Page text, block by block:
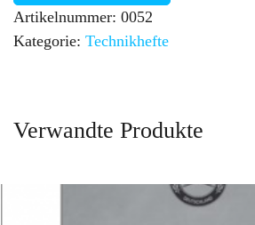
Artikelnummer: 0052
Kategorie: Technikhefte
Verwandte Produkte